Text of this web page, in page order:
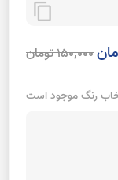
content_copy
150,000 تومان